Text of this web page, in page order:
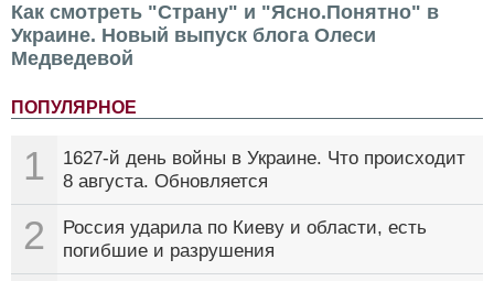
Как смотреть "Страну" и "Ясно.Понятно" в
Украине. Новый выпуск блога Олеси
Медведевой
ПОПУЛЯРНОЕ
1
1627-й день войны в Украине. Что происходит
8 августа. Обновляется
2
Россия ударила по Киеву и области, есть
погибшие и разрушения